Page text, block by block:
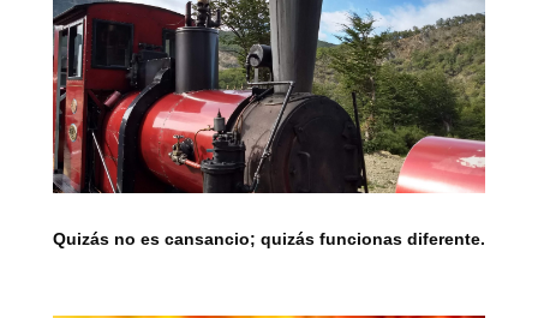
Quizás no es cansancio; quizás funcionas diferente.